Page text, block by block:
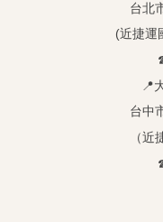
台北
(近捷運
📍
台中
（近